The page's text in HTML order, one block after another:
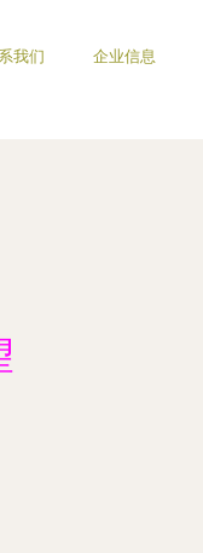
我们 企业信息